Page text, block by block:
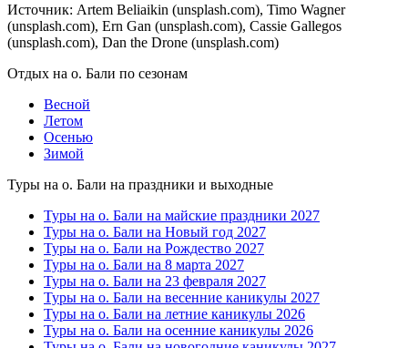
Источник: Artem Beliaikin (unsplash.com), Timo Wagner
(unsplash.com), Ern Gan (unsplash.com), Cassie Gallegos
(unsplash.com), Dan the Drone (unsplash.com)
Отдых на о. Бали по сезонам
Весной
Летом
Осенью
Зимой
Туры на о. Бали на праздники и выходные
Туры на о. Бали на майские праздники 2027
Туры на о. Бали на Новый год 2027
Туры на о. Бали на Рождество 2027
Туры на о. Бали на 8 марта 2027
Туры на о. Бали на 23 февраля 2027
Туры на о. Бали на весенние каникулы 2027
Туры на о. Бали на летние каникулы 2026
Туры на о. Бали на осенние каникулы 2026